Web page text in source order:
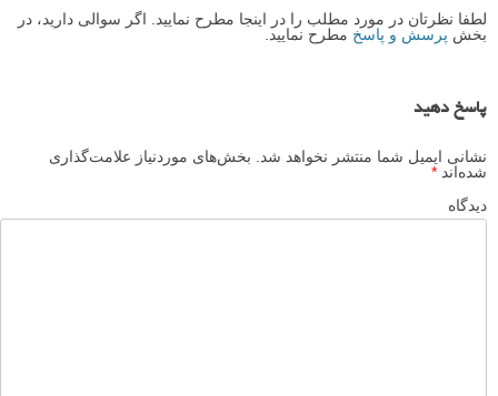
لطفا نظرتان در مورد مطلب را در اینجا مطرح نمایید. اگر سوالی دارید، در
بخش پرسش و پاسخ مطرح نمایید.
پاسخ دهید
نشانی ایمیل شما منتشر نخواهد شد.
بخش‌های موردنیاز علامت‌گذاری
شده‌اند *
دیدگاه